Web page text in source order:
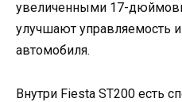
увеличенными 17-
улучшают управляемость и
автомобиля.
Внутри Fiesta ST200 есть